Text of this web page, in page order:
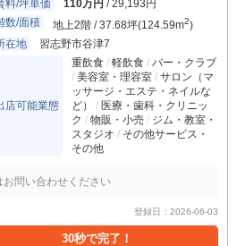
料/坪単価
110万円 / 29,193円
数/面積
地上2階 / 37.68坪(124.59m2)
在地
習志野市谷津7
店可能業態
重飲食 軽飲食
バー・クラブ
美容室・理容室
サロン（マ
ッサージ・エステ・ネイルな
ど）
医療・歯科・クリニッ
ク
物販・小売
ジム・教室・
スタジオ
その他サービス・
その他
問い合わせください
登録日：2026-06-03
30秒で完了！